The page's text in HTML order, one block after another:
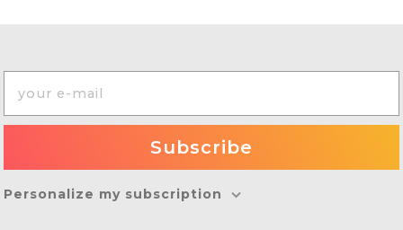
Personalize my subscription